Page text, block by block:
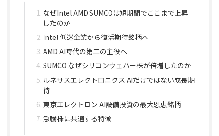
なぜIntel AMD SUMCOは短期間でここまで上昇
したのか
Intel 低迷企業から復活期待銘柄へ
AMD AI時代の第二の主役へ
SUMCO なぜシリコンウェハー株が倍増したのか
ルネサスエレクトロニクス AIだけではない成長期
待
東京エレクトロン AI設備投資の最大恩恵銘柄
急騰株に共通する特徴